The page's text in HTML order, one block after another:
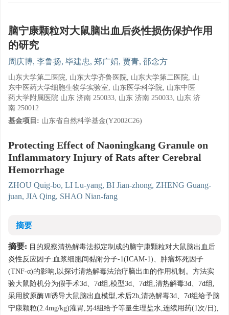
脑宁康颗粒对大鼠脑出血后炎性损伤保护作用
的研究
周庆博, 李鲁扬, 毕建忠, 郑广娟, 贾青, 邵念方
山东大学第二医院, 山东大学齐鲁医院, 山东大学第二医院, 山
东中医药大学细胞生物学实验室, 山东医学科学院, 山东中医
药大学附属医院 山东 济南 250033, 山东 济南 250033, 山东 济
南 250012
基金项目: 山东省自然科学基金(Y2002C26)
Protecting Effect of Naoningkang Granule on
Inflammatory Injury of Rats after Cerebral
Hemorrhage
ZHOU Quig-bo, LI Lu-yang, BI Jian-zhong, ZHENG Guang-
juan, JIA Qing, SHAO Nian-fang
摘要
摘要: 目的观察清热解毒法拟定制成的脑宁康颗粒对大鼠脑出血后
炎性反应因子:血浆细胞间黏附分子-1(ICAM-1)、肿瘤坏死因子
(TNF-α)的影响,以探讨清热解毒法治疗脑出血的作用机制。方法实
验大鼠随机分为假手术3d、7d组,模型3d、7d组,清热解毒3d、7d组,
采用胶原酶Ⅶ诱导大鼠脑出血模型,术后2h,清热解毒3d、7d组给予脑
宁康颗粒(2.4mg/kg)灌胃,另4组给予等量生理盐水,连续用药(1次/日),